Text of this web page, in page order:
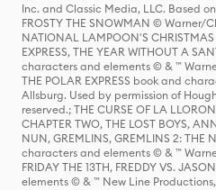
Inc. and Classic Media, LLC. Based
FROSTY THE SNOWMAN © Warner/
NATIONAL LAMPOON'S
EXPRESS, THE YEAR WITHOUT A
characters and elements © & ™
THE POLAR EXPRESS book and
Allsburg. Used by permission of
reserved.; THE CURSE OF LA
CHAPTER TWO, THE LOST BOYS,
NUN, GREMLINS, GREMLINS 2: THE
characters and elements © & ™
FRIDAY THE 13TH, FREDDY VS.
elements © & ™ New Line Productions,